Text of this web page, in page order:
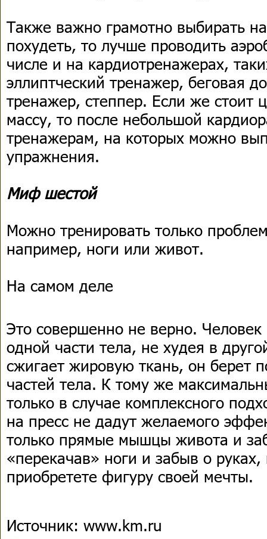
Также важно грамотно выбирать
похудеть, то лучше проводить
числе и на кардиотренажерах,
эллиптческий тренажер, беговая
тренажер, степпер. Если же стоит
массу, то после небольшой
тренажерам, на которых можно
упражнения.
Миф шестой
Можно тренировать только
например, ноги или живот.
На самом деле
Это совершенно не верно.
одной части тела, не худея в
сжигает жировую ткань, он берет
частей тела. К тому же
только в случае комплексного
на пресс не дадут желаемого
только прямые мышцы живота и
«перекачав» ноги и забыв о
приобретете фигуру своей мечты.
Источник: www.km.ru